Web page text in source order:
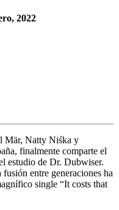
2022
Mär, Natty Niśka y
finalmente comparte el
estudio de Dr. Dubwiser.
entre generaciones ha
single “It costs that